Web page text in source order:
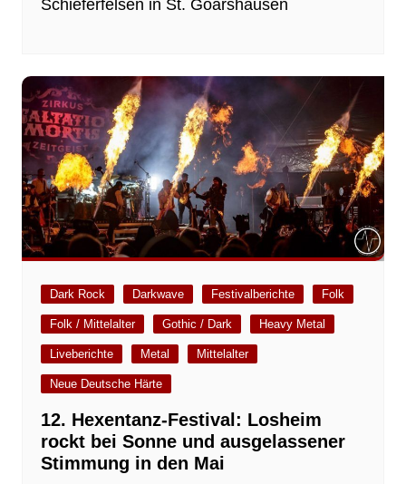
Schieferfelsen in St. Goarshausen
Dark Rock Darkwave Festivalberichte Folk
Folk / Mittelalter Gothic / Dark Heavy Metal
Liveberichte Metal Mittelalter
Neue Deutsche Härte
12. Hexentanz-Festival: Losheim
rockt bei Sonne und ausgelassener
Stimmung in den Mai